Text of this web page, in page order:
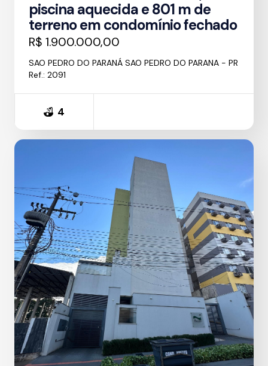
piscina aquecida e 801 m de
terreno em condomínio fechado
R$ 1.900.000,00
SAO PEDRO DO PARANÁ SAO PEDRO DO PARANA - PR
Ref.: 2091
4